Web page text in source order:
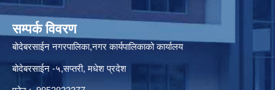
सम्पर्क विवरण
बोदेबरसाईन नगरपालिका,नगर कार्यपालिकाको कार्यालय
बोदेबरसाईन -५,सप्तरी, मधेश प्रदेश